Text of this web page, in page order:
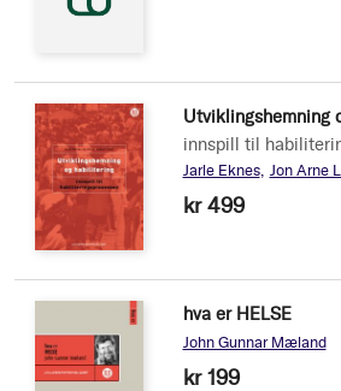
Utviklingshemning
innspill til
Jarle Eknes Jon Arne
kr 499
hva er HELSE
John Gunnar Mæland
kr 199